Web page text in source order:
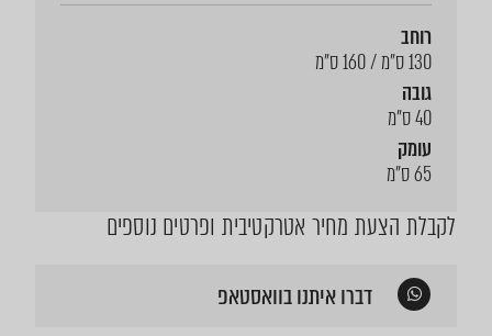
רוחב
130 ס"מ / 160 ס"מ
גובה
40 ס"מ
עומק
65 ס"מ
לקבלת הצעת מחיר אטרקטיבית ופרטים נוספים
דברו איתנו בוואסטאפ